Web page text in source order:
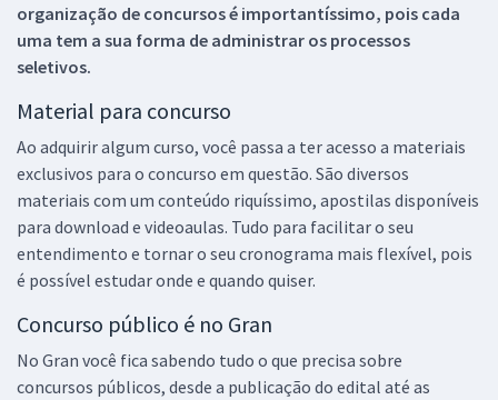
organização de concursos é importantíssimo, pois cada
uma tem a sua forma de administrar os processos
seletivos.
Material para concurso
Ao adquirir algum curso, você passa a ter acesso a materiais
exclusivos para o concurso em questão. São diversos
materiais com um conteúdo riquíssimo, apostilas disponíveis
para download e videoaulas. Tudo para facilitar o seu
entendimento e tornar o seu cronograma mais flexível, pois
é possível estudar onde e quando quiser.
Concurso público é no Gran
No Gran você fica sabendo tudo o que precisa sobre
concursos públicos, desde a publicação do edital até as